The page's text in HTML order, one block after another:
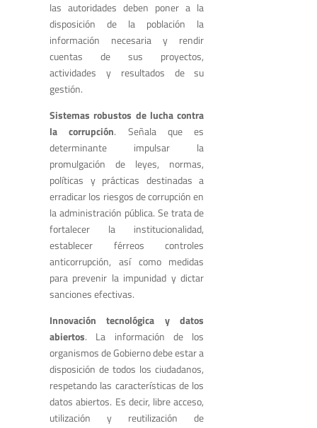
las autoridades deben poner a la
disposición de la población la
información necesaria y rendir
cuentas de sus proyectos,
actividades y resultados de su
gestión.
Sistemas robustos de lucha contra
la corrupción. Señala que es
determinante impulsar la
promulgación de leyes, normas,
políticas y prácticas destinadas a
erradicar los riesgos de corrupción en
la administración pública. Se trata de
fortalecer la institucionalidad,
establecer férreos controles
anticorrupción, así como medidas
para prevenir la impunidad y dictar
sanciones efectivas.
Innovación tecnológica y datos
abiertos. La información de los
organismos de Gobierno debe estar a
disposición de todos los ciudadanos,
respetando las características de los
datos abiertos. Es decir, libre acceso,
utilización y reutilización de